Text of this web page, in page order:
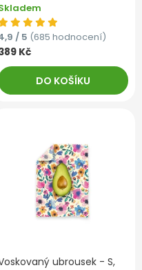
/ 5 (685 hodnocení)
Kč
DO KOŠÍKU
ubrousek - S,